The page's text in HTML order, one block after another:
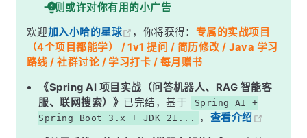
二、Go 语言初始化数组
三、Go 语言遍历数组
一则或许对你有用的小广告
欢迎加入小哈的星球 ，你将获得： 专属的实战项目
（4个项目都能学） / 1v1 提问 / 简历修改 / Java 学习
路线 / 社群讨论 / 学习打卡 / 每月赠书
《Spring AI 项目实战（问答机器人、RAG 智能客
服、联网搜索）》 已完结，基于
Spring AI +
Spring Boot 3.x + JDK 21...
， 查看介绍